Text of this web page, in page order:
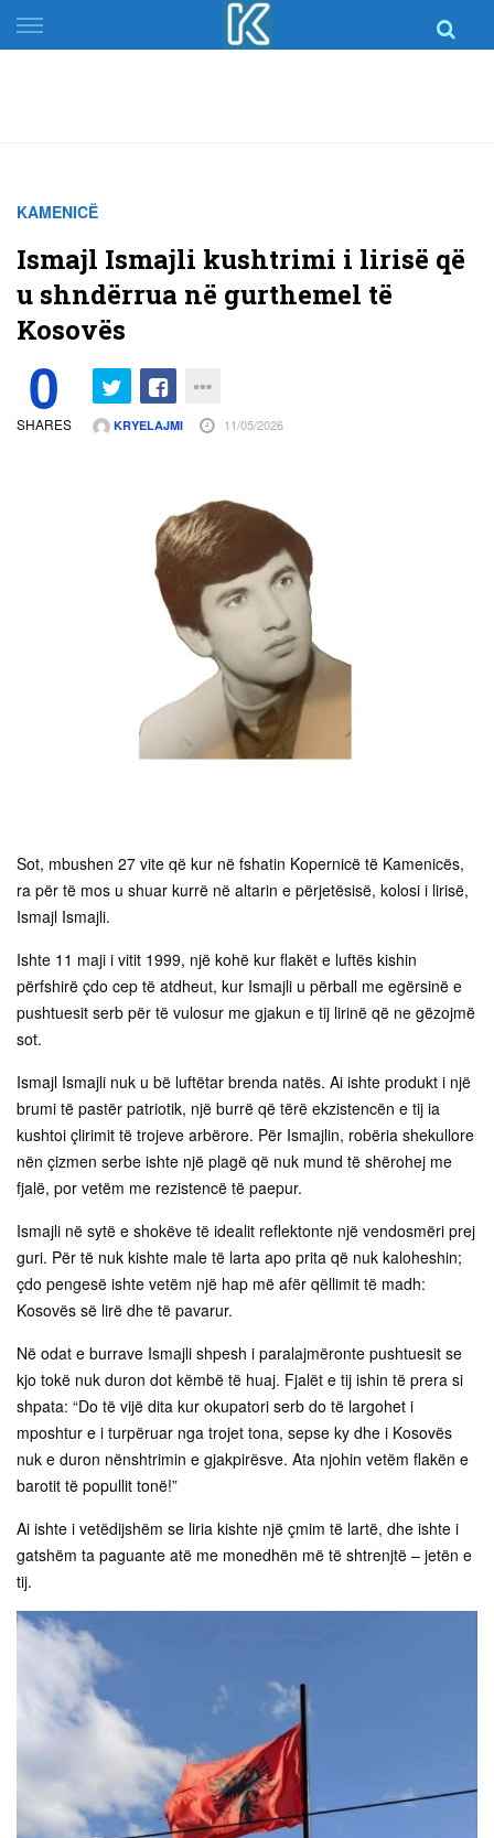
Skip
to
KAMENICË
Ismajl Ismajli kushtrimi i lirisë që
u shndërrua në gurthemel të
Kosovës
0
SHARES KRYELAJMI 11/05/2026
Sot, mbushen 27 vite që kur në fshatin Kopernicë të Kamenicës,
ra për të mos u shuar kurrë në altarin e përjetësisë, kolosi i lirisë,
Ismajl Ismajli.
Ishte 11 maji i vitit 1999, një kohë kur flakët e luftës kishin
përfshirë çdo cep të atdheut, kur Ismajli u përball me egërsinë e
pushtuesit serb për të vulosur me gjakun e tij lirinë që ne gëzojmë
sot.
Ismajl Ismajli nuk u bë luftëtar brenda natës. Ai ishte produkt i një
brumi të pastër patriotik, një burrë që tërë ekzistencën e tij ia
kushtoi çlirimit të trojeve arbërore. Për Ismajlin, robëria shekullore
nën çizmen serbe ishte një plagë që nuk mund të shërohej me
fjalë, por vetëm me rezistencë të paepur.
Ismajli në sytë e shokëve të idealit reflektonte një vendosmëri prej
guri. Për të nuk kishte male të larta apo prita që nuk kaloheshin;
çdo pengesë ishte vetëm një hap më afër qëllimit të madh:
Kosovës së lirë dhe të pavarur.
Në odat e burrave Ismajli shpesh i paralajmëronte pushtuesit se
kjo tokë nuk duron dot këmbë të huaj. Fjalët e tij ishin të prera si
shpata: “Do të vijë dita kur okupatori serb do të largohet i
mposhtur e i turpëruar nga trojet tona, sepse ky dhe i Kosovës
nuk e duron nënshtrimin e gjakpirësve. Ata njohin vetëm flakën e
barotit të popullit tonë!”
Ai ishte i vetëdijshëm se liria kishte një çmim të lartë, dhe ishte i
gatshëm ta paguante atë me monedhën më të shtrenjtë – jetën e
tij.